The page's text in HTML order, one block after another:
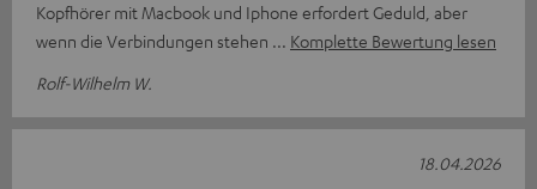
Kopfhörer mit Macbook und Iphone erfordert Geduld, aber
wenn die Verbindungen stehen
Komplette Bewertung lesen
Rolf-Wilhelm W.
18.04.2026